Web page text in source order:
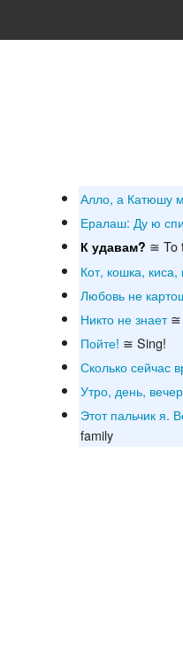
Алло, а Катюшу
Ералаш: Ду ю
К удавам? ≅ To
Кот, кошка, киса,
Любовь не
Никто не знает≅
Пойте! ≅ Sing!
Сколько сейчас
Утро, день,
Этот пальчик я.
family